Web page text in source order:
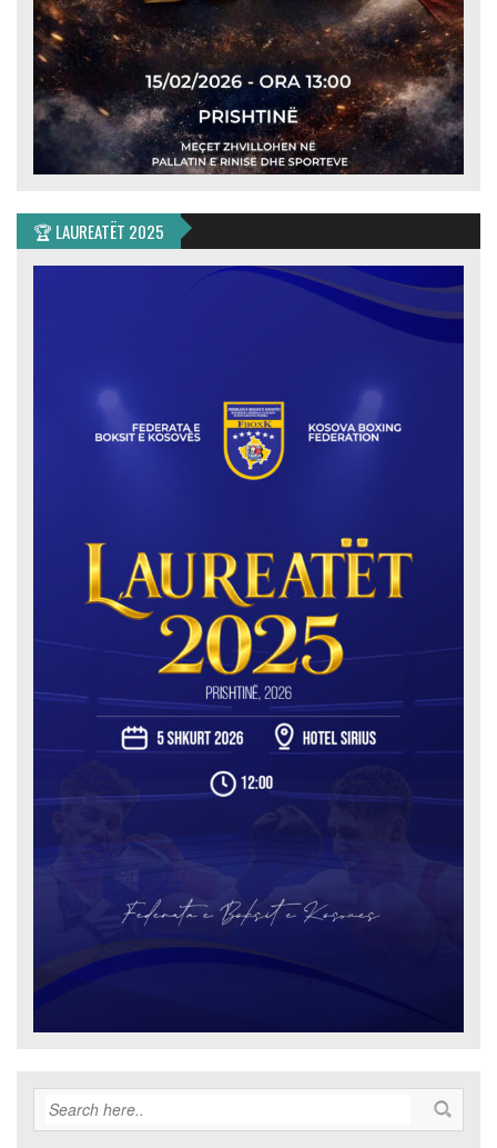
🏆 LAUREATËT 2025